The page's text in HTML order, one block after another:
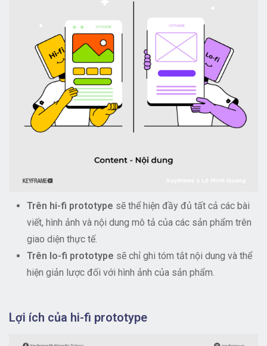
Trên hi-fi prototype sẽ thể hiện đầy đủ tất cả các bài
viết, hình ảnh và nội dung mô tả của các sản phẩm trên
giao diện thực tế.
Trên lo-fi prototype sẽ chỉ ghi tóm tắt nội dung và thể
hiện giản lược đối với hình ảnh của sản phẩm.
Lợi ích của hi-fi prototype